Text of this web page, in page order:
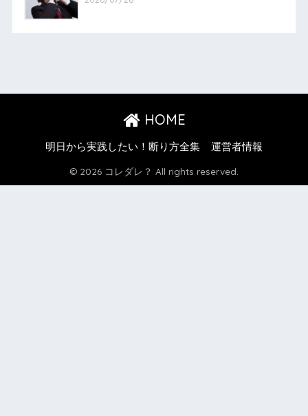
HOME
明日から実践したい！断り方全集 運営者情報
© 2026 コレダレ？ All rights reserved.